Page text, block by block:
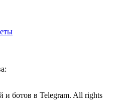
ботов в Telegram. All rights